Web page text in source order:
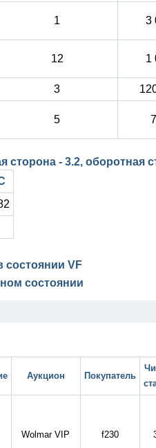
1 3
12 1
3
5
сторона - 3.2, оборотная
состоянии VF
состоянии
Аукцион Покупатель
Wolmar VIP f230